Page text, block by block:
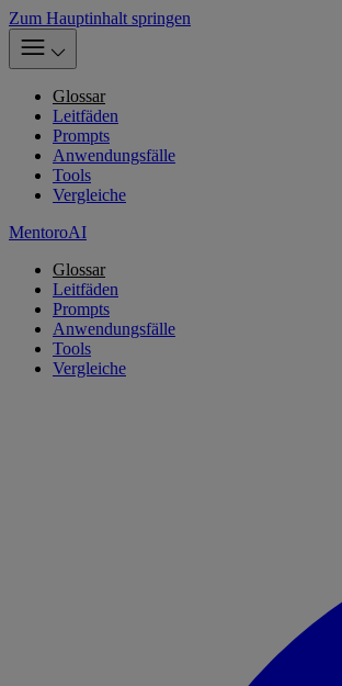
Zum Hauptinhalt springen
Glossar
Leitfäden
Prompts
Anwendungsfälle
Tools
Vergleiche
MentoroAI
Glossar
Leitfäden
Prompts
Anwendungsfälle
Tools
Vergleiche